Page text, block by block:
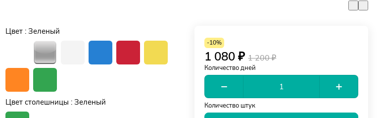
Цвет : Зеленый
Цвет столешницы : Зеленый
-10%
1 080 ₽ 1 200 ₽
Количество дней
Количество штук